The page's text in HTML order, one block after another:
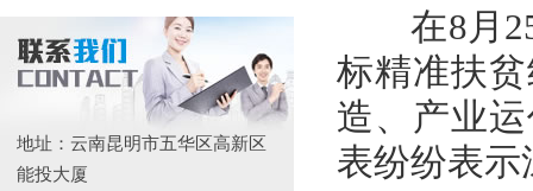
地址：云南昆明市五华区高新区
能投大厦
在8月25
标精准扶
造、产业
表纷纷表